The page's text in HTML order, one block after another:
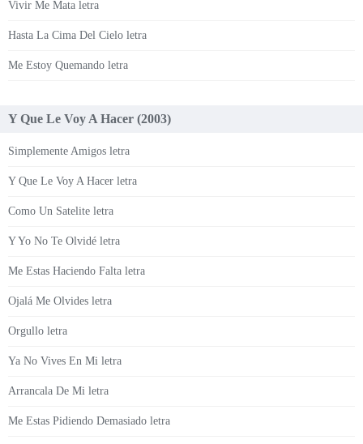
Vivir Me Mata letra
Hasta La Cima Del Cielo letra
Me Estoy Quemando letra
Y Que Le Voy A Hacer (2003)
Simplemente Amigos letra
Y Que Le Voy A Hacer letra
Como Un Satelite letra
Y Yo No Te Olvidé letra
Me Estas Haciendo Falta letra
Ojalá Me Olvides letra
Orgullo letra
Ya No Vives En Mi letra
Arrancala De Mi letra
Me Estas Pidiendo Demasiado letra